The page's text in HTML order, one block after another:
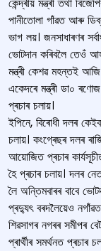
পানীতোলা গাঁৱত আৰু
ভাগ লয়। জনসাধাৰণৰ
ভোটদান কৰিবলৈ তেওঁ
মন্ত্ৰী কেশৱ মহন্তই
একেদৰে মন্ত্ৰী ডা০
প্ৰচাৰ চলায়।
ইপিনে, বিৰোধী দলৰ
চলায়। কংগ্ৰেছৰ দলৰ
আয়োজিত প্ৰচাৰ
হৈ প্ৰচাৰ চলায়। দলৰ
লৈ অন্তিমবাৰৰ বাবে
প্ৰদ্যুৎ বৰদলৈয়েও
শিৱসাগৰ নগৰৰ সমীপৰ
প্ৰাৰ্থীৰ সমৰ্থনত প্ৰচাৰ